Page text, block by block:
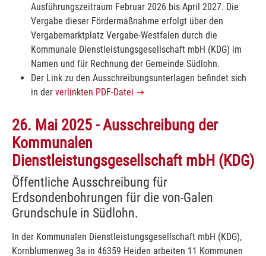
Ausführungszeitraum Februar 2026 bis April 2027. Die
Vergabe dieser Fördermaßnahme erfolgt über den
Vergabemarktplatz Vergabe-Westfalen durch die
Kommunale Dienstleistungsgesellschaft mbH (KDG) im
Namen und für Rechnung der Gemeinde Südlohn.
Der Link zu den Ausschreibungsunterlagen befindet sich
in der verlinkten PDF-Datei
26. Mai 2025 - Ausschreibung der
Kommunalen
Dienstleistungsgesellschaft mbH (KDG)
Öffentliche Ausschreibung für
Erdsondenbohrungen für die von-Galen
Grundschule in Südlohn.
In der Kommunalen Dienstleistungsgesellschaft mbH (KDG),
Kornblumenweg 3a in 46359 Heiden arbeiten 11 Kommunen